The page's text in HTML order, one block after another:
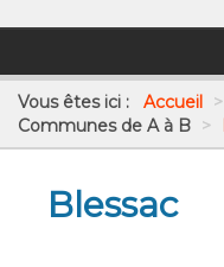
Vous êtes ici : Accueil >
Communes de A à B >
Blessac